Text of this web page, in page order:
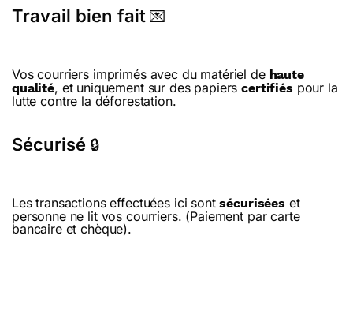
Travail bien fait 💌
Vos courriers imprimés avec du matériel de haute
qualité, et uniquement sur des papierscertifiés pour la
lutte contre la déforestation.
Sécurisé 🔒
Les transactions effectuées ici sontsécurisées et
personne ne lit vos courriers. (Paiement par carte
bancaire et chèque).